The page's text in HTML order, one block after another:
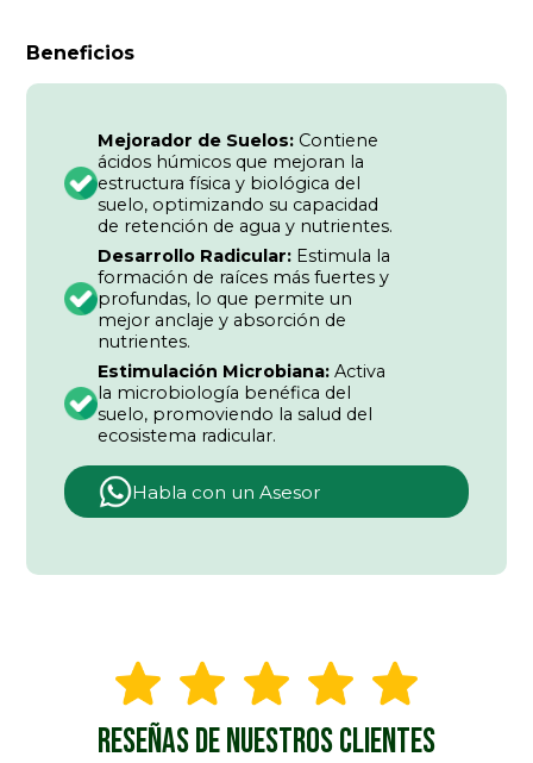
Beneficios
Mejorador de Suelos: Contiene
ácidos húmicos que mejoran la
estructura física y biológica del
suelo, optimizando su capacidad
de retención de agua y nutrientes.
Desarrollo Radicular: Estimula la
formación de raíces más fuertes y
profundas, lo que permite un
mejor anclaje y absorción de
nutrientes.
Estimulación Microbiana: Activa
la microbiología benéfica del
suelo, promoviendo la salud del
ecosistema radicular.
Habla con un Asesor
RESEÑAS DE NUESTROS CLIENTES